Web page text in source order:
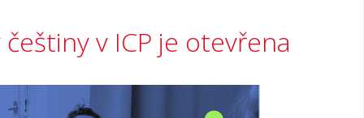
v ICP je otevřena